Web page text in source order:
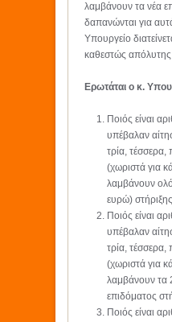
λαμβάνουν τα νέα
δαπανώνται για
Υπουργείο
καθεστώς απόλυτης
Ερωτάται ο κ.
Ποιός είναι
υπέβαλαν
τρία, τέσσερα,
(χωριστά για
λαμβάνουν
ευρώ)
Ποιός είναι
υπέβαλαν
τρία, τέσσερα,
(χωριστά για
λαμβάνουν
επιδόματος
Ποιός είναι